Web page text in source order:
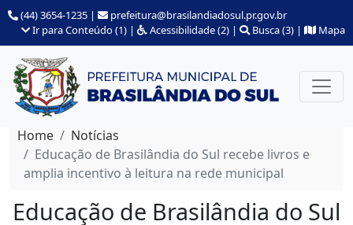
(44) 3654-1235 |
prefeitura@brasilandiadosul.pr.gov.br
Ir para Conteúdo (1) | Acessibilidade (2) | Busca (3) | Mapa
Home
Notícias
Educação de Brasilândia do Sul recebe livros e
amplia incentivo à leitura na rede municipal
Educação de Brasilândia do Sul